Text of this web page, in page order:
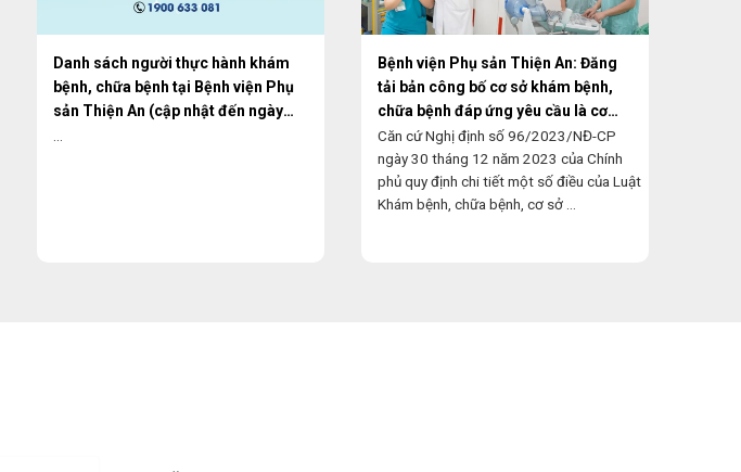
Danh sách người thực hành khám
bệnh, chữa bệnh tại Bệnh viện Phụ
sản Thiện An (cập nhật đến ngày
Bệnh viện Phụ sản Thiện An: Đăng
tải bản công bố cơ sở khám bệnh,
chữa bệnh đáp ứng yêu cầu là cơ
sở hướng dẫn thực hành
Căn cứ Nghị định số 96/2023/NĐ-CP
ngày 30 tháng 12 năm 2023 của Chính
phủ quy định chi tiết một số điều của Luật
Khám bệnh, chữa bệnh, cơ sở ...